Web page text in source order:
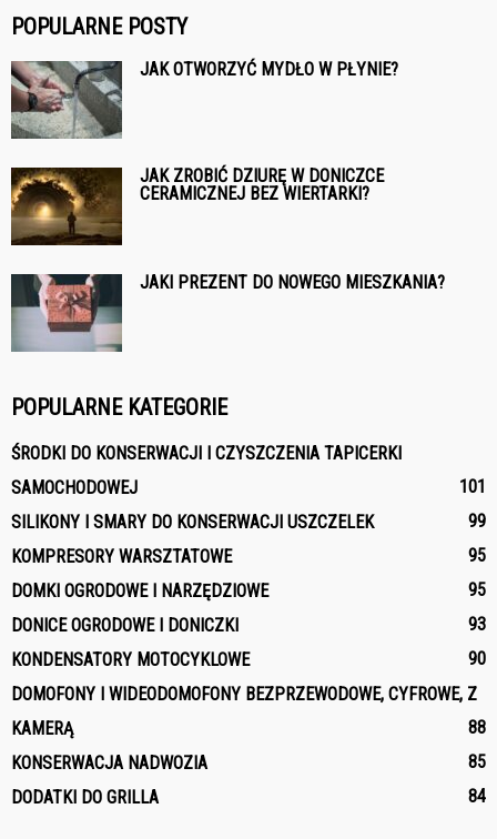
POPULARNE POSTY
JAK OTWORZYĆ MYDŁO W PŁYNIE?
JAK ZROBIĆ DZIURĘ W DONICZCE
CERAMICZNEJ BEZ WIERTARKI?
JAKI PREZENT DO NOWEGO MIESZKANIA?
POPULARNE KATEGORIE
ŚRODKI DO KONSERWACJI I CZYSZCZENIA TAPICERKI
SAMOCHODOWEJ
101
SILIKONY I SMARY DO KONSERWACJI USZCZELEK
99
KOMPRESORY WARSZTATOWE
95
DOMKI OGRODOWE I NARZĘDZIOWE
95
DONICE OGRODOWE I DONICZKI
93
KONDENSATORY MOTOCYKLOWE
90
DOMOFONY I WIDEODOMOFONY BEZPRZEWODOWE, CYFROWE, Z
KAMERĄ
88
KONSERWACJA NADWOZIA
85
DODATKI DO GRILLA
84